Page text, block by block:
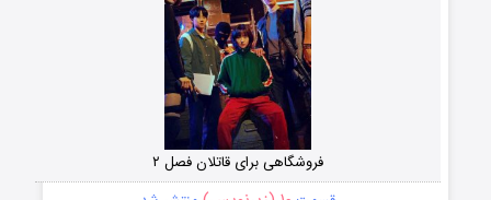
فروشگاهی برای قاتلان فصل ۲